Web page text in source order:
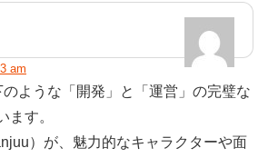
am
ような「開発」と「運営」の完璧な
ます。
）が、魅力的なキャラクターや面